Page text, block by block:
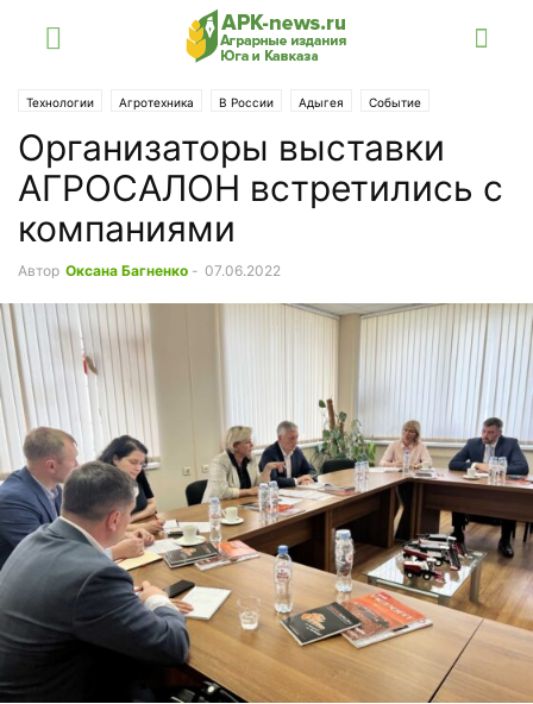
Технологии Агротехника В России Адыгея Событие
Выставка «Агросалон»
Организаторы выставки
АГРОСАЛОН встретились с
компаниями
Автор Оксана Багненко - 07.06.2022